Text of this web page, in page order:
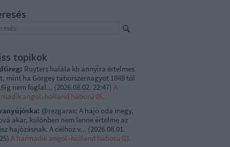
topikok
Ruyters halála kb annyira értelmes
mint ha Görgey táborszernagyot 1849 től
nem foglal... (2026.08.02. 22:47) A
angol–holland háború 05.
@rezgaras: A hajó oda megy,
akar, különben nem lenne értelme az
hajózásnak. A célhoz v... (2026.08.01.
) A harmadik angol–holland háború 03.